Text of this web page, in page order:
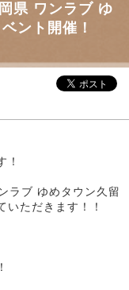
県 ワンラブ ゆ
ント開催！
！
ラブ ゆめタウン久留
ただきます！！